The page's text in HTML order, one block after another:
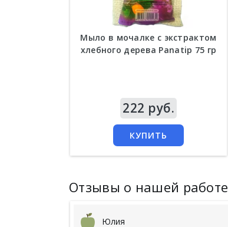
Мыло в мочалке с экстрактом
хлебного дерева Panatip 75 гр
222 руб.
КУПИТЬ
Отзывы о нашей работе
Юлия